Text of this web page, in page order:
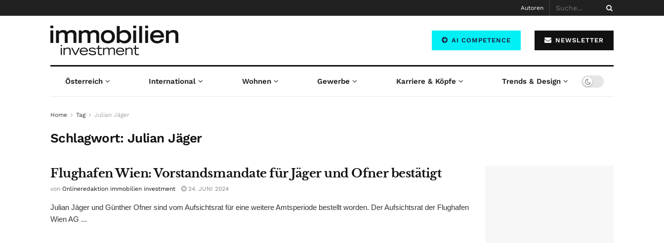
Autoren
AI COMPETENCE NEWSLETTER
Österreich International Wohnen Gewerbe Karriere & Köpfe Trends & Design
Home Tag Julian Jäger
Schlagwort: Julian Jäger
Flughafen Wien: Vorstandsmandate für Jäger und Ofner bestätigt
von Onlineredaktion immobilien investment 24. JUNI 2024
Julian Jäger und Günther Ofner sind vom Aufsichtsrat für eine weitere Amtsperiode bestellt worden. Der Aufsichtsrat der Flughafen
Wien AG ...